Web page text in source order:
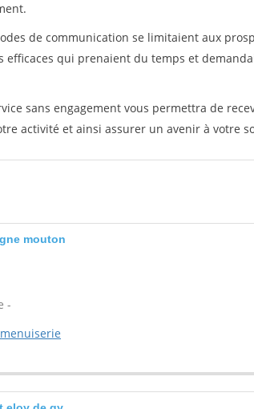
de communication se limitaient aux
efficaces qui prenaient du temps et
sans engagement vous permettra de
activité et ainsi assurer un avenir à votre
mouton
-